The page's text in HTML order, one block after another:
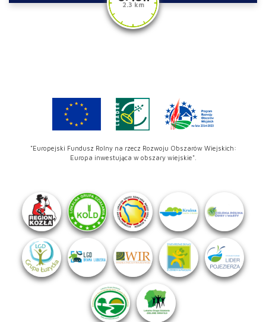
2.3 km
"Europejski Fundusz Rolny na rzecz Rozwoju Obszarów Wiejskich:
Europa inwestująca w obszary wiejskie".